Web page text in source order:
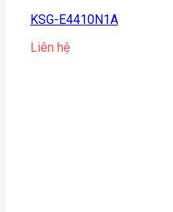
KSG-E4410N1A
Liên hệ